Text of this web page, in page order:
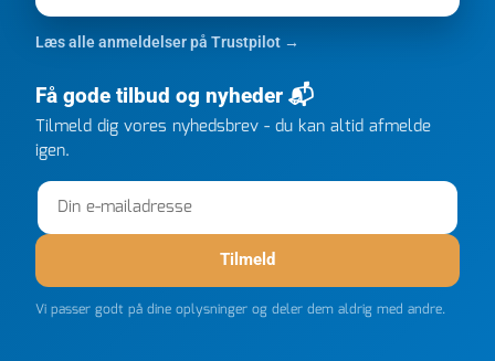
kunne overholde en 2 måneder gammel aftale. Jeg
ringede onsdag kl 16, og min store ordre kom dagen
efter kl 6.45! Kan slet ikke få armene ned, og næste
gang jeg skal bruge noget, vil jeg ringe til dem
FØRST. De varmeste og venligste hilsner fra Rene
Læs alle anmeldelser på Trustpilot →
Få gode tilbud og nyheder 📬
Tilmeld dig vores nyhedsbrev - du kan altid afmelde
igen.
Tilmeld
Vi passer godt på dine oplysninger og deler dem aldrig med andre.